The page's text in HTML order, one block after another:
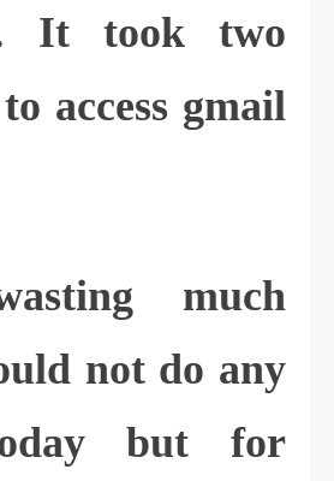
It took two
access gmail
much
not do any
but for